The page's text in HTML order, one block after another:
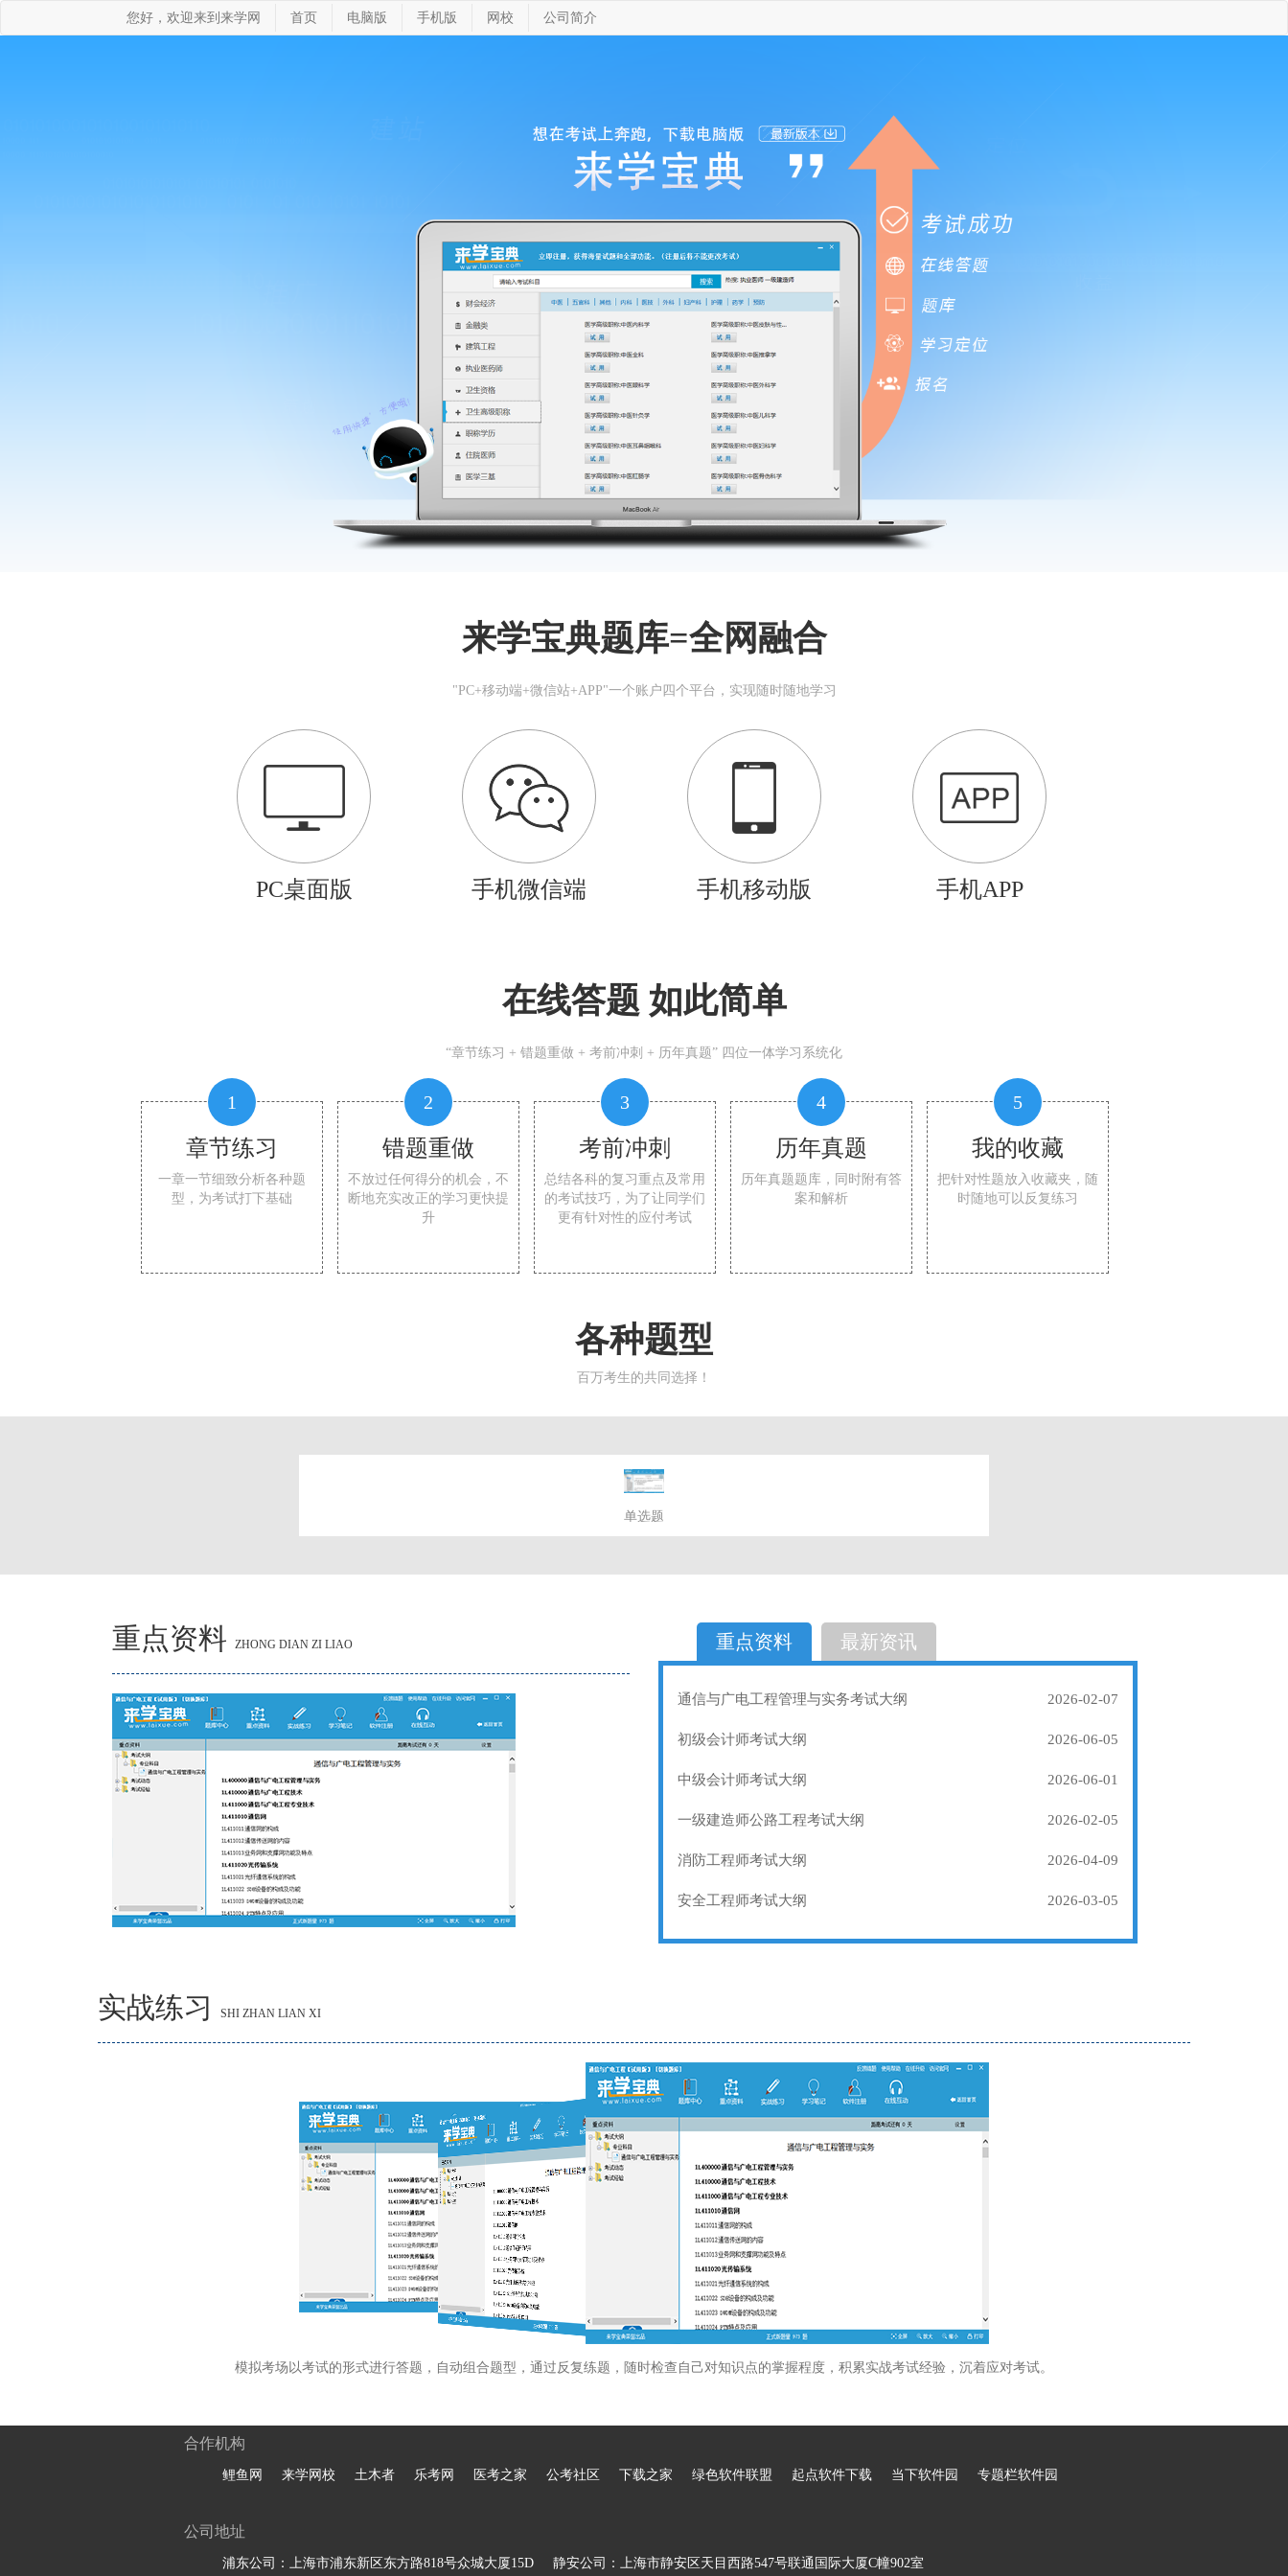
您好，欢迎来到来学网 首页 电脑版 手机版 网校 公司简介
来学宝典题库=全网融合
"PC+移动端+微信站+APP"一个账户四个平台，实现随时随地学习
PC桌面版 手机微信端 手机移动版 手机APP
在线答题 如此简单
“章节练习 + 错题重做 + 考前冲刺 + 历年真题” 四位一体学习系统化
1
章节练习
一章一节细致分析各种题
型，为考试打下基础
2
错题重做
不放过任何得分的机会，不
断地充实改正的学习更快提
升
3
考前冲刺
总结各科的复习重点及常用
的考试技巧，为了让同学们
更有针对性的应付考试
4
历年真题
历年真题题库，同时附有答
案和解析
5
我的收藏
把针对性题放入收藏夹，随
时随地可以反复练习
各种题型
百万考生的共同选择！
单选题
选择题
重点资料 ZHONG DIAN ZI LIAO 重点资料 最新资讯
通信与广电工程管理与实务考试大纲 2026-02-07
初级会计师考试大纲 2026-06-05
中级会计师考试大纲 2026-06-01
一级建造师公路工程考试大纲 2026-02-05
消防工程师考试大纲 2026-04-09
安全工程师考试大纲 2026-03-05
实战练习 SHI ZHAN LIAN XI
模拟考场以考试的形式进行答题，自动组合题型，通过反复练题，随时检查自己对知识点的掌握程度，积累实战考试经验，沉着应对考试。
合作机构
鲤鱼网 来学网校 土木者 乐考网 医考之家 公考社区 下载之家 绿色软件联盟 起点软件下载 当下软件园 专题栏软件园
公司地址
浦东公司：上海市浦东新区东方路818号众城大厦15D 静安公司：上海市静安区天目西路547号联通国际大厦C幢902室